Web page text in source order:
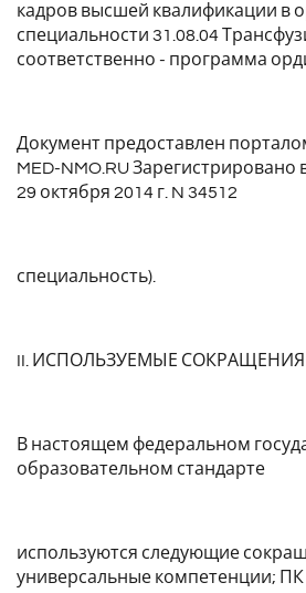
кадров высшей квалификации в
специальности 31.08.04
соответственно - программа
Документ предоставлен
MED-NMO.RUЗарегистрировано
29 октября 2014 г. N 34512
специальность).
II. ИСПОЛЬЗУЕМЫЕ СОКРАЩЕНИЯ
В настоящем федеральном
образовательном стандарте
используются следующие
универсальные компетенции; ПК